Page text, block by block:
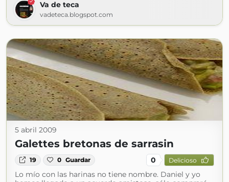
Va de teca
vadeteca.blogspot.com
5 abril 2009
Galettes bretonas de sarrasin
19 0 Guardar 0 Delicioso
Lo mío con las harinas no tiene nombre. Daniel y yo